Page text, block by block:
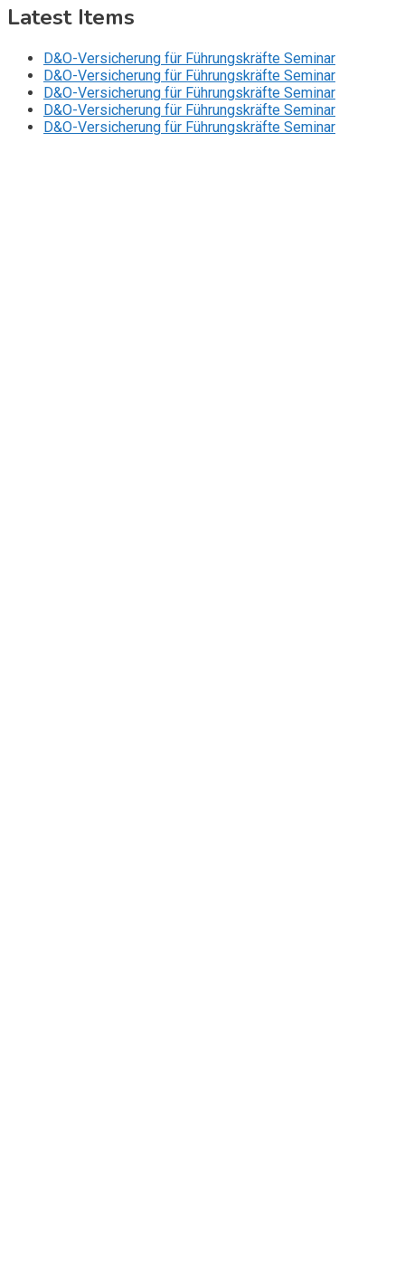
Latest Items
D&O-Versicherung für Führungskräfte Seminar
D&O-Versicherung für Führungskräfte Seminar
D&O-Versicherung für Führungskräfte Seminar
D&O-Versicherung für Führungskräfte Seminar
D&O-Versicherung für Führungskräfte Seminar